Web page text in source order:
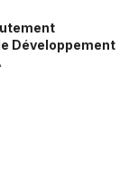
Développement